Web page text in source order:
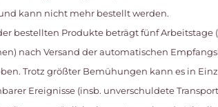
kann nicht mehr bestellt werden.
bestellten Produkte beträgt fünf
nach Versand der automatischen
Trotz größter Bemühungen kann es in
Ereignisse (insb. unverschuldete